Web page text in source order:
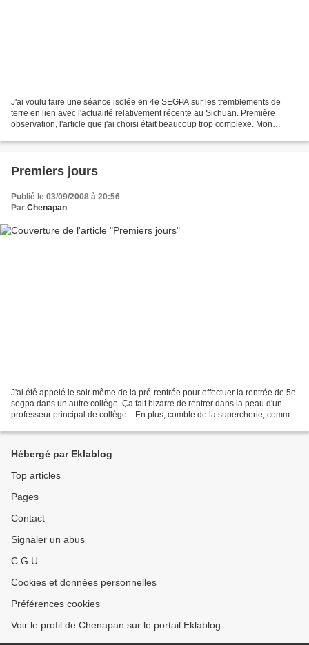
J'ai voulu faire une séance isolée en 4e SEGPA sur les tremblements de
terre en lien avec l'actualité relativement récente au Sichuan. Première
observation, l'article que j'ai choisi était beaucoup trop complexe. Mon
Premiers jours
Publié le 03/09/2008 à 20:56
Par Chenapan
J'ai été appelé le soir même de la pré-rentrée pour effectuer la rentrée de 5e
segpa dans un autre collège. Ça fait bizarre de rentrer dans la peau d'un
professeur principal de collège... En plus, comble de la supercherie, comme
Hébergé par Eklablog
Top articles
Pages
Contact
Signaler un abus
C.G.U.
Cookies et données personnelles
Préférences cookies
Voir le profil de Chenapan sur le portail Eklablog